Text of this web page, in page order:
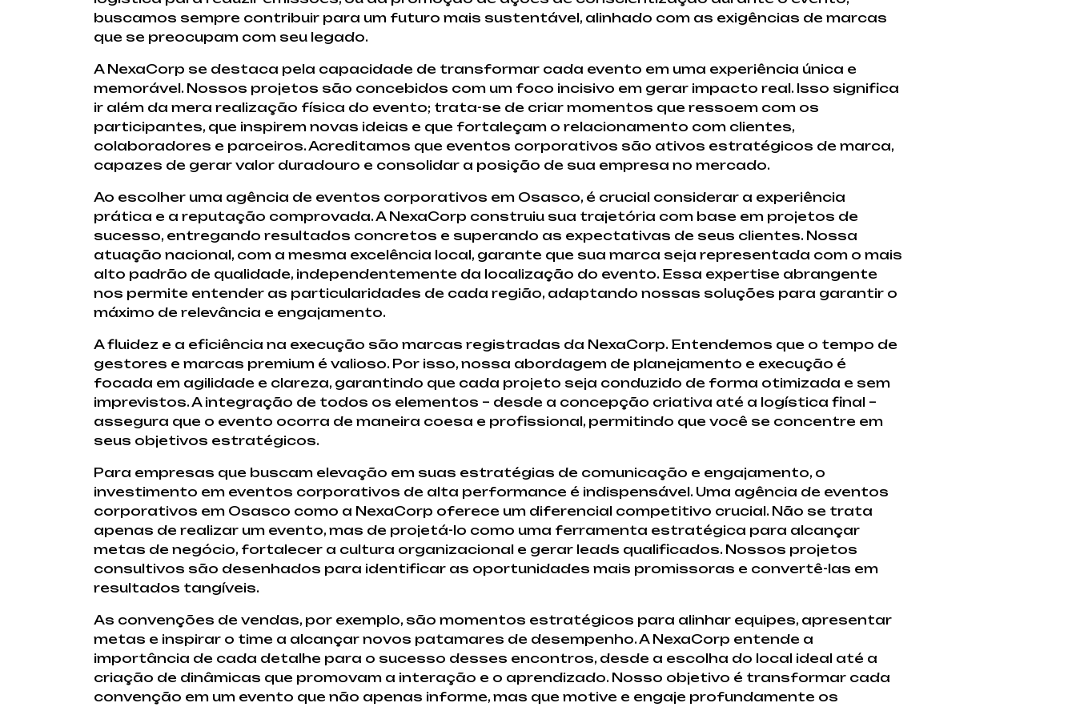
buscamos sempre contribuir para um futuro mais sustentável, alinhado com as exigências de marcas
que se preocupam com seu legado.
A NexaCorp se destaca pela capacidade de transformar cada evento em uma experiência única e
memorável. Nossos projetos são concebidos com um foco incisivo em gerar impacto real. Isso significa
ir além da mera realização física do evento; trata-se de criar momentos que ressoem com os
participantes, que inspirem novas ideias e que fortaleçam o relacionamento com clientes,
colaboradores e parceiros. Acreditamos que eventos corporativos são ativos estratégicos de marca,
capazes de gerar valor duradouro e consolidar a posição de sua empresa no mercado.
Ao escolher uma agência de eventos corporativos em Osasco, é crucial considerar a experiência
prática e a reputação comprovada. A NexaCorp construiu sua trajetória com base em projetos de
sucesso, entregando resultados concretos e superando as expectativas de seus clientes. Nossa
atuação nacional, com a mesma excelência local, garante que sua marca seja representada com o mais
alto padrão de qualidade, independentemente da localização do evento. Essa expertise abrangente
nos permite entender as particularidades de cada região, adaptando nossas soluções para garantir o
máximo de relevância e engajamento.
A fluidez e a eficiência na execução são marcas registradas da NexaCorp. Entendemos que o tempo de
gestores e marcas premium é valioso. Por isso, nossa abordagem de planejamento e execução é
focada em agilidade e clareza, garantindo que cada projeto seja conduzido de forma otimizada e sem
imprevistos. A integração de todos os elementos – desde a concepção criativa até a logística final –
assegura que o evento ocorra de maneira coesa e profissional, permitindo que você se concentre em
seus objetivos estratégicos.
Para empresas que buscam elevação em suas estratégias de comunicação e engajamento, o
investimento em eventos corporativos de alta performance é indispensável. Uma agência de eventos
corporativos em Osasco como a NexaCorp oferece um diferencial competitivo crucial. Não se trata
apenas de realizar um evento, mas de projetá-lo como uma ferramenta estratégica para alcançar
metas de negócio, fortalecer a cultura organizacional e gerar leads qualificados. Nossos projetos
consultivos são desenhados para identificar as oportunidades mais promissoras e convertê-las em
resultados tangíveis.
As convenções de vendas, por exemplo, são momentos estratégicos para alinhar equipes, apresentar
metas e inspirar o time a alcançar novos patamares de desempenho. A NexaCorp entende a
importância de cada detalhe para o sucesso desses encontros, desde a escolha do local ideal até a
criação de dinâmicas que promovam a interação e o aprendizado. Nosso objetivo é transformar cada
convenção em um evento que não apenas informe, mas que motive e engaje profundamente os